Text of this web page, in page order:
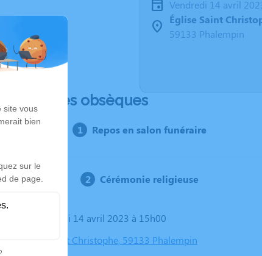
vendredi 14 avril
Église Saint
59133 Phalempin
Déroulé des obsèques
Repos en salon funéraire
Cérémonie religieuse
Le vendredi 14 avril 2023 à 15h00
Église Saint Christophe, 59133 Phalempin